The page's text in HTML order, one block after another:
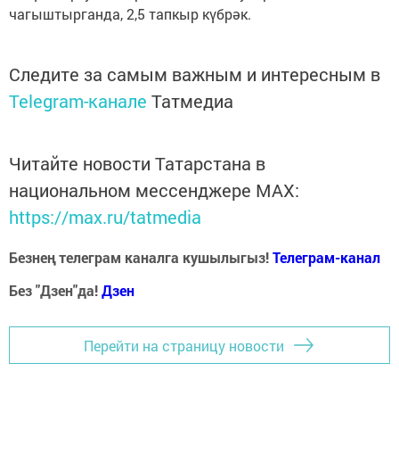
чагыштырганда, 2,5 тапкыр күбрәк.
Следите за самым важным и интересным в
Telegram-канале Татмедиа
Читайте новости Татарстана в
национальном мессенджере MАХ:
https://max.ru/tatmedia
Безнең телеграм каналга кушылыгыз!Телеграм-канал
Без "Дзен"да!Дзен
Перейти на страницу новости